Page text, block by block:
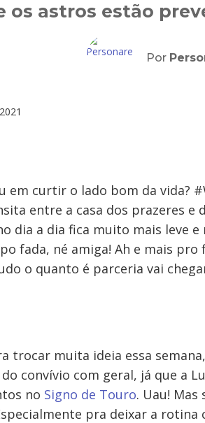
os astros estão
Por
em curtir o lado bom da vida?
entre a casa dos prazeres e
dia a dia fica muito mais leve
fada, né amiga! Ah e mais
o quanto é parceria vai
trocar muita ideia essa
convívio com geral, já que a
no Signo de Touro. Uau! Mas
pra deixar a rotina